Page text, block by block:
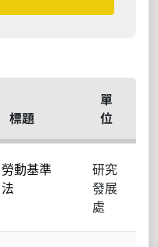
標題
單
位
勞動基準
法
研究
發展
處